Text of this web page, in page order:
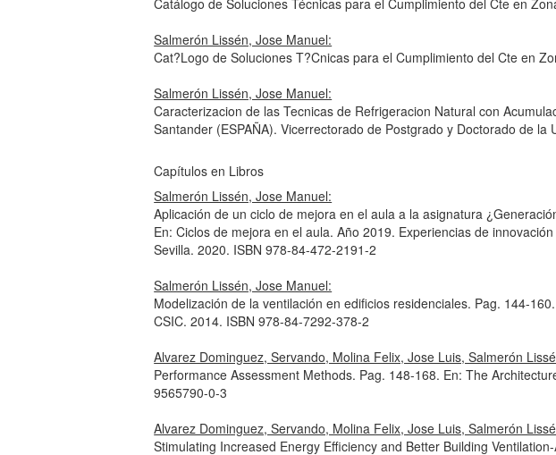
Catálogo de Soluciones Técnicas para el Cumplimiento del Cte en
Salmerón Lissén, Jose Manuel:
Cat?Logo de Soluciones T?Cnicas para el Cumplimiento del Cte en
Salmerón Lissén, Jose Manuel:
Caracterizacion de las Tecnicas de Refrigeracion Natural con
Santander (ESPAÑA). Vicerrectorado de Postgrado y Doctorado de
Capítulos en Libros
Salmerón Lissén, Jose Manuel:
Aplicación de un ciclo de mejora en el aula a la asignatura
En: Ciclos de mejora en el aula. Año 2019. Experiencias de
Sevilla. 2020. ISBN 978-84-472-2191-2
Salmerón Lissén, Jose Manuel:
Modelización de la ventilación en edificios residenciales. Pag. 144-160.
CSIC. 2014. ISBN 978-84-7292-378-2
Alvarez Dominguez, Servando, Molina Felix, Jose Luis, Salmerón
Performance Assessment Methods. Pag. 148-168. En: The
9565790-0-3
Alvarez Dominguez, Servando, Molina Felix, Jose Luis, Salmerón
Stimulating Increased Energy Efficiency and Better Building